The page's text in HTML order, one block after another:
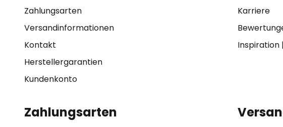
Zahlungsarten
Versandinformationen
Kontakt
Herstellergarantien
Kundenkonto
Karriere
Inspiration|
Zahlungsarten